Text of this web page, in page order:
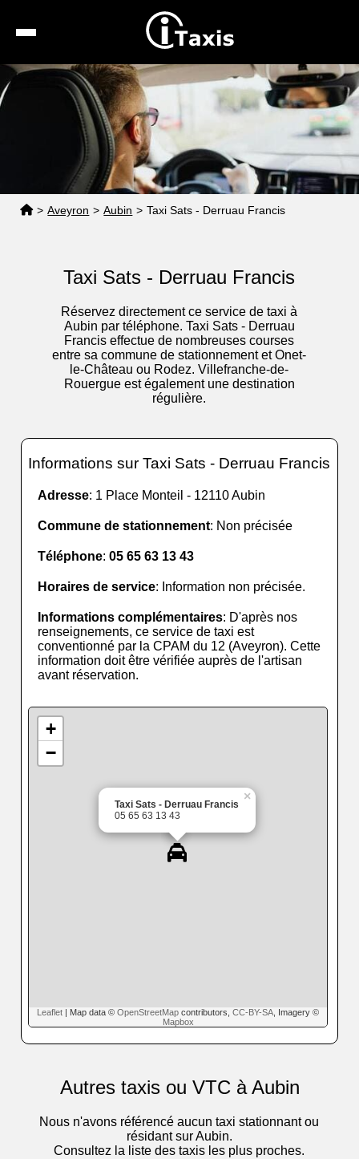
Recherche
Calcul de tarif
Taxis conventionnés
Espace pro
> Aveyron > Aubin > Taxi Sats - Derruau Francis
Taxi Sats - Derruau Francis
Réservez directement ce service de taxi à
Aubin par téléphone. Taxi Sats - Derruau
Francis effectue de nombreuses courses
entre sa commune de stationnement et Onet-
le-Château ou Rodez. Villefranche-de-
Rouergue est également une destination
régulière.
Informations sur Taxi Sats - Derruau Francis
Adresse: 1 Place Monteil - 12110 Aubin
Commune de stationnement: Non précisée
Téléphone:05 65 63 13 43
Horaires de service: Information non précisée.
Informations complémentaires: D'après nos
renseignements, ce service de taxi est
conventionné par la CPAM du 12 (Aveyron). Cette
information doit être vérifiée auprès de l'artisan
avant réservation.
Taxi Sats - Derruau Francis
05 65 63 13 43
×
+
−
Leaflet | Map data © OpenStreetMap contributors, CC-BY-SA , Imagery ©
Mapbox
Autres taxis ou VTC à Aubin
Nous n'avons référencé aucun taxi stationnant ou
résidant sur Aubin.
Consultez la liste des taxis les plus proches.